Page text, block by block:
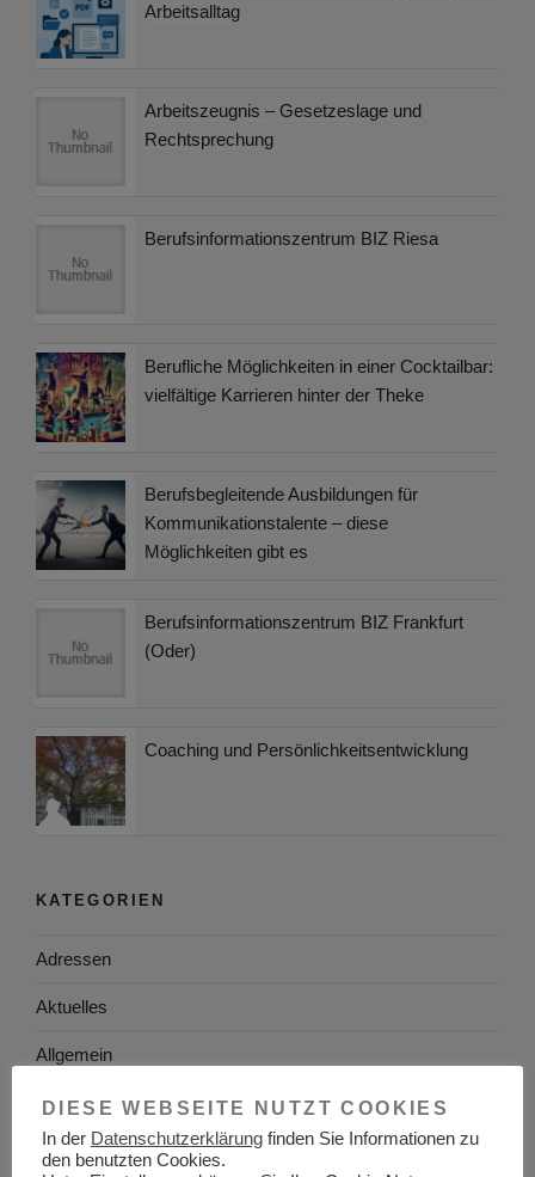
Arbeitsalltag
Arbeitszeugnis – Gesetzeslage und
Rechtsprechung
Berufsinformationszentrum BIZ Riesa
Berufliche Möglichkeiten in einer Cocktailbar:
vielfältige Karrieren hinter der Theke
Berufsbegleitende Ausbildungen für
Kommunikationstalente – diese
Möglichkeiten gibt es
Berufsinformationszentrum BIZ Frankfurt
(Oder)
Coaching und Persönlichkeitsentwicklung
KATEGORIEN
Adressen
Aktuelles
Allgemein
Arbeitgeber
Arbeitsplatzsuche
DIESE WEBSEITE NUTZT COOKIES
In der Datenschutzerklärung finden Sie Informationen zu
den benutzten Cookies.